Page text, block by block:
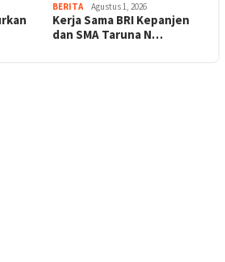
BERITA Agustus 1, 2026
Kerja Sama BRI Kepanjen
dan SMA Taruna N…